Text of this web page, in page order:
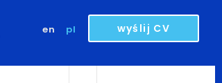
en pl wyślij CV